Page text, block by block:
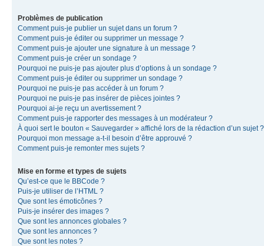
Problèmes de publication
Comment puis-je publier un sujet dans un forum ?
Comment puis-je éditer ou supprimer un message ?
Comment puis-je ajouter une signature à un message ?
Comment puis-je créer un sondage ?
Pourquoi ne puis-je pas ajouter plus d’options à un sondage ?
Comment puis-je éditer ou supprimer un sondage ?
Pourquoi ne puis-je pas accéder à un forum ?
Pourquoi ne puis-je pas insérer de pièces jointes ?
Pourquoi ai-je reçu un avertissement ?
Comment puis-je rapporter des messages à un modérateur ?
À quoi sert le bouton « Sauvegarder » affiché lors de la rédaction d’un sujet ?
Pourquoi mon message a-t-il besoin d’être approuvé ?
Comment puis-je remonter mes sujets ?
Mise en forme et types de sujets
Qu’est-ce que le BBCode ?
Puis-je utiliser de l’HTML ?
Que sont les émoticônes ?
Puis-je insérer des images ?
Que sont les annonces globales ?
Que sont les annonces ?
Que sont les notes ?